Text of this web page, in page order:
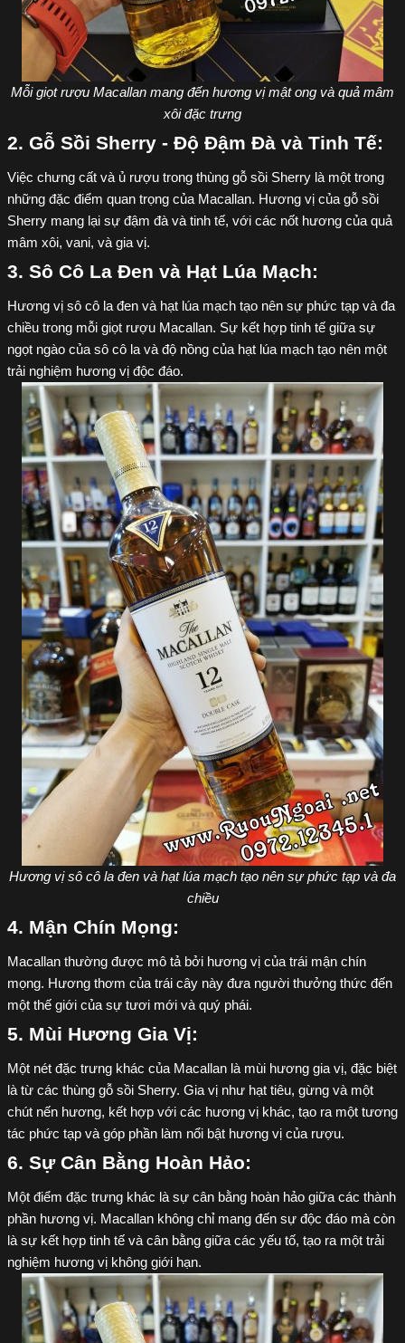
Mỗi giọt rượu Macallan mang đến hương vị mật ong và quả mâm
xôi đặc trưng
2. Gỗ Sồi Sherry - Độ Đậm Đà và Tinh Tế:
Việc chưng cất và ủ rượu trong thùng gỗ sồi Sherry là một trong
những đặc điểm quan trọng của Macallan. Hương vị của gỗ sồi
Sherry mang lại sự đậm đà và tinh tế, với các nốt hương của quả
mâm xôi, vani, và gia vị.
3. Sô Cô La Đen và Hạt Lúa Mạch:
Hương vị sô cô la đen và hạt lúa mạch tạo nên sự phức tạp và đa
chiều trong mỗi giọt rượu Macallan. Sự kết hợp tinh tế giữa sự
ngọt ngào của sô cô la và độ nồng của hạt lúa mạch tạo nên một
trải nghiệm hương vị độc đáo.
Hương vị sô cô la đen và hạt lúa mạch tạo nên sự phức tạp và đa
chiều
4. Mận Chín Mọng:
Macallan thường được mô tả bởi hương vị của trái mận chín
mọng. Hương thơm của trái cây này đưa người thưởng thức đến
một thế giới của sự tươi mới và quý phái.
5. Mùi Hương Gia Vị:
Một nét đặc trưng khác của Macallan là mùi hương gia vị, đặc biệt
là từ các thùng gỗ sồi Sherry. Gia vị như hạt tiêu, gừng và một
chút nến hương, kết hợp với các hương vị khác, tạo ra một tương
tác phức tạp và góp phần làm nổi bật hương vị của rượu.
6. Sự Cân Bằng Hoàn Hảo:
Một điểm đặc trưng khác là sự cân bằng hoàn hảo giữa các thành
phần hương vị. Macallan không chỉ mang đến sự độc đáo mà còn
là sự kết hợp tinh tế và cân bằng giữa các yếu tố, tạo ra một trải
nghiệm hương vị không giới hạn.